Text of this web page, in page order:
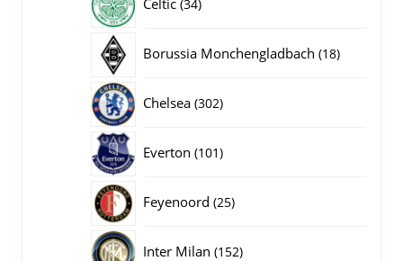
Celtic 34
Borussia Monchengladbach 1818
Chelsea 302302
Everton 101101
Feyenoord 2525
Inter Milan 152152